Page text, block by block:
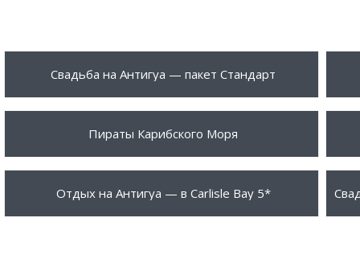
1875 $ ПОДРОБНЕЕ
Свадьба на Антигуа — пакет Стандарт
ПОДРОБНЕЕ
Пираты Карибского Моря
2675 $ ПОДРОБНЕЕ
Отдых на Антигуа — в Carlisle Bay 5* 0 $